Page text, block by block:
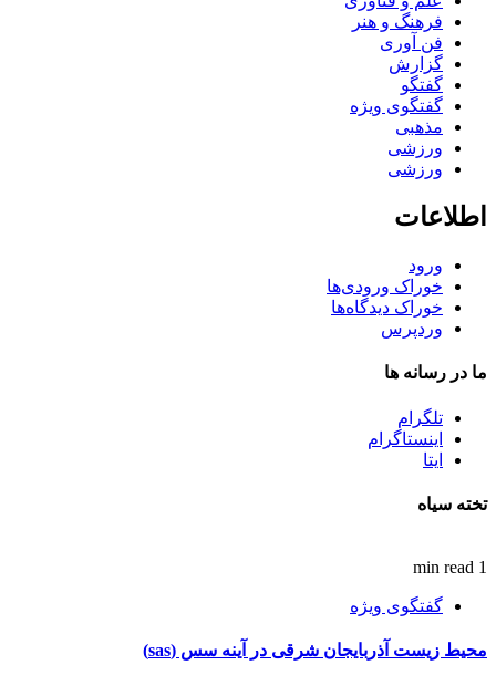
فرهنگ و هنر
فن آوری
گزارش
گفتگو
گفتگوی ویژه
مذهبی
ورزشی
ورزشی
اطلاعات
ورود
خوراک ورودی‌ها
خوراک دیدگاه‌ها
وردپرس
ما در رسانه ها
تلگرام
اینستاگرام
ایتا
تخته سیاه
1 min read
گفتگوی ویژه
محیط زیست آذربایجان شرقی در آینه سس (sas)